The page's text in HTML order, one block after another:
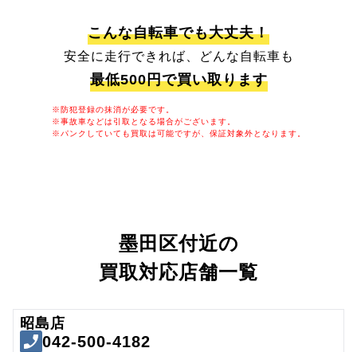
こんな自転車でも大丈夫！
安全に走行できれば、どんな自転車も
最低500円で買い取ります
※防犯登録の抹消が必要です。
※事故車などは引取となる場合がございます。
※パンクしていても買取は可能ですが、保証対象外となります。
墨田区付近の
買取対応店舗一覧
昭島店
042-500-4182